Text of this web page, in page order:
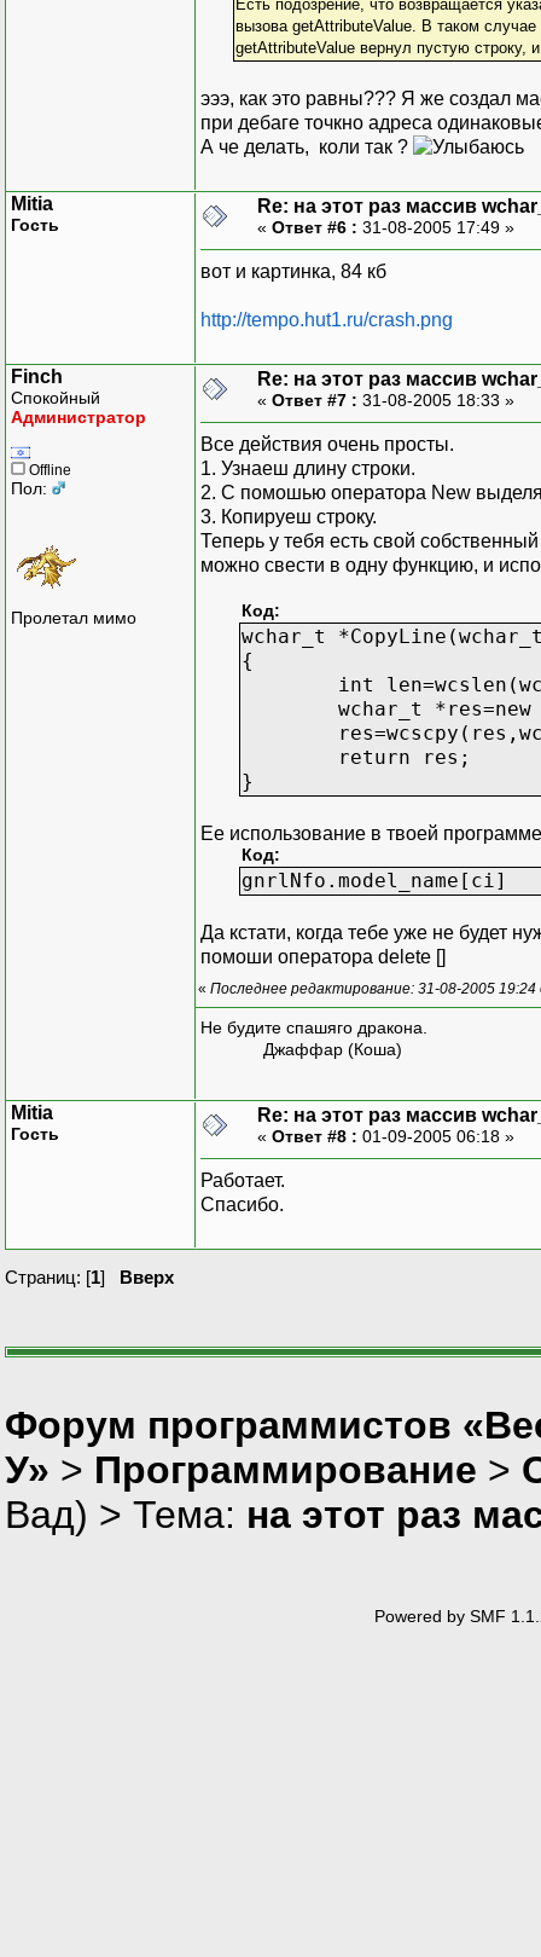
Есть подозрение, что возвращается
вызова getAttributeValue. В таком
getAttributeValue вернул пустую строку,
эээ, как это равны??? Я же создал
при дебаге точкно адреса
А че делать, коли так ?
Mitia
Гость
Re: на этот раз массив
« Ответ #6 : 31-08-2005 17:49 »
вот и картинка, 84 кб
http://tempo.hut1.ru/crash.png
Finch
Спокойный
Администратор
Offline
Пол:
Пролетал мимо
Re: на этот раз массив
« Ответ #7 : 31-08-2005 18:33 »
Все действия очень просты.
1. Узнаеш длину строки.
2. С помошью оператора New
3. Копируеш строку.
Теперь у тебя есть свой
можно свести в одну функцию, и
Код:
wchar_t
{
int
wchar_t
return res;
}
Ее использование в твоей
Код:
gnrlNfo.model_name[ci]
Да кстати, когда тебе уже не будет
помоши оператора delete []
« Последнее редактирование: 31-08-2005
Не будите спашяго дракона.
Джаффар (Коша)
Mitia
Гость
Re: на этот раз массив
« Ответ #8 : 01-09-2005 06:18 »
Работает.
Спасибо.
Страниц: [1] Вверх
Форум программистов
У» > Программирование >
Вад) > Тема: на этот раз
Powered by SMF